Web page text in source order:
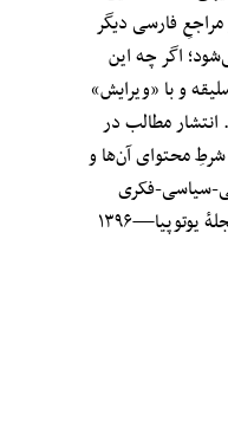
فارسی دیگر
اگر چه این
و با «ویرایش»
انتشار مطالب در
شرطِ محتوای آن‌ها و
سیاسی-فکری